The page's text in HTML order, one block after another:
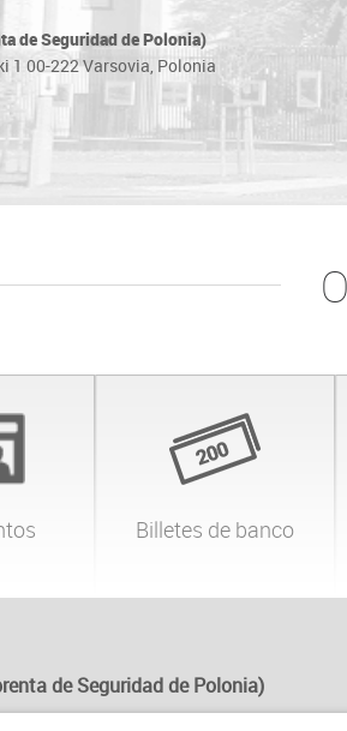
de Seguridad de Polonia)
1 00-222 Varsovia, Polonia
Billetes de banco
de Seguridad de Polonia)